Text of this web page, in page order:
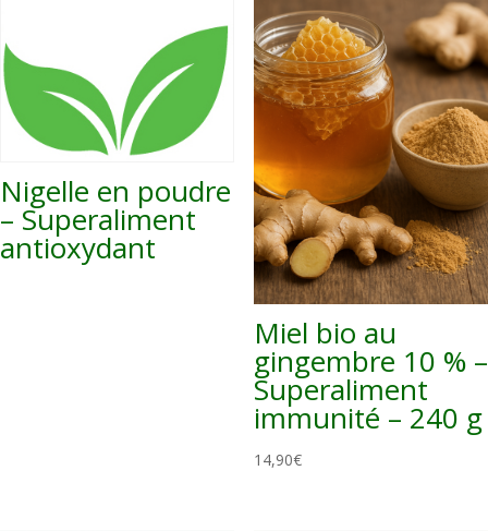
Nigelle en poudre
– Superaliment
antioxydant
Miel bio au
gingembre 10 % –
Superaliment
immunité – 240 g
14,90€